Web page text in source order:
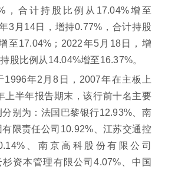
，合计持股比例从17.04%增至
3月14日，增持0.77%，合计持股
至17.04%；2022年5月18日，增
股比例从14.04%增至16.37%。
1996年2月8日，2007年在主板上
上半年报告期末，该行前十名主要
分别为：法国巴黎银行12.93%、南
限责任公司10.92%、江苏交通控
、南京高科股份有限公司
资本管理有限公司4.07%、中国